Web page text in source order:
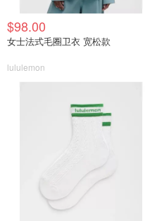
$98.00
女士法式毛圈卫衣 宽松款
lululemon